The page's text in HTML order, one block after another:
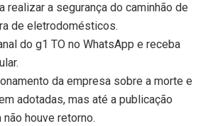
realizar a segurança do caminhão de
de eletrodomésticos.
do g1 TO no WhatsApp e receba
da empresa sobre a morte e
adotadas, mas até a publicação
houve retorno.